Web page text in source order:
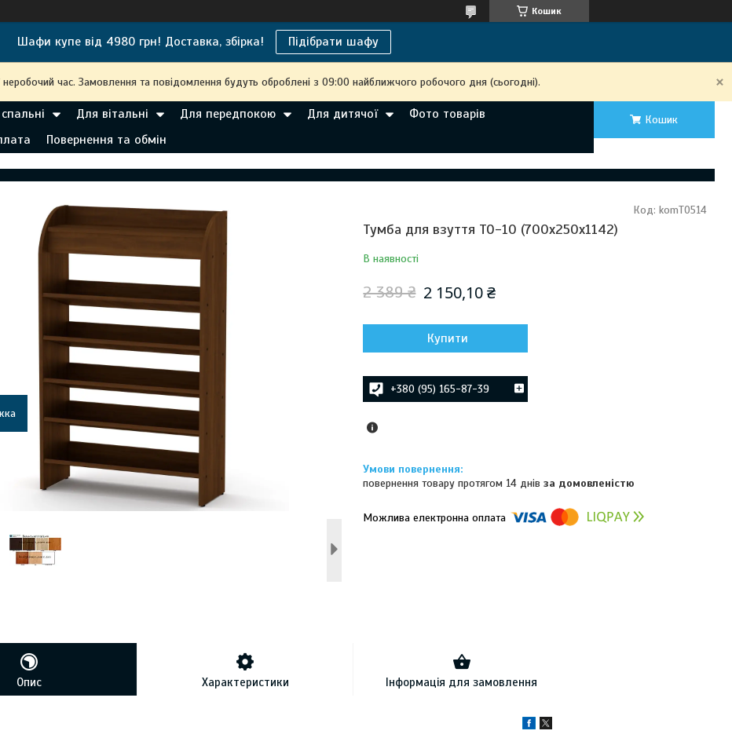
Кошик
Шафи купе від 4980 грн! Доставка, збірка! Підібрати шафу
неробочий час. Замовлення та повідомлення будуть оброблені з 09:00 найближчого робочого дня (сьогодні).
Для вітальні Для передпокою Для дитячої
Фото товарів
Повернення та обмін
Кошик
Тумба для взуття ТО-10 (700х250х1142)
В наявності
Код: komТО514
2 389 ₴ 2 150,10 ₴
Купити
+380 (95) 165-87-39
повернення товару протягом 14 днівза домовленістю
Опис Характеристики Інформація для замовлення